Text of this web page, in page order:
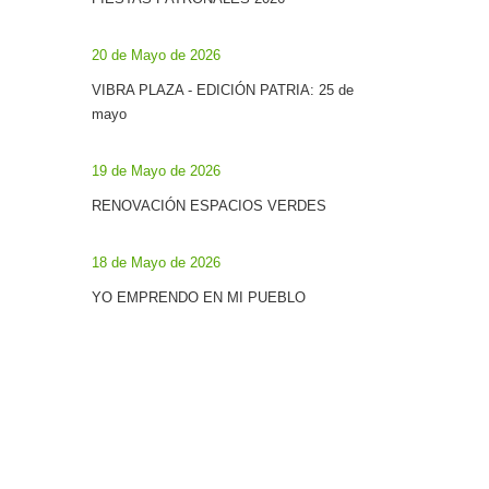
20 de Mayo de 2026
VIBRA PLAZA - EDICIÓN PATRIA: 25 de
mayo
19 de Mayo de 2026
RENOVACIÓN ESPACIOS VERDES
18 de Mayo de 2026
YO EMPRENDO EN MI PUEBLO